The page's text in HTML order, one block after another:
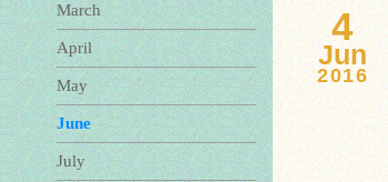
March
April
May
June
July
4
Jun
2016